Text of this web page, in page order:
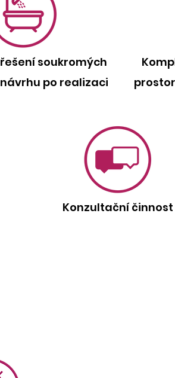
soukromých
po realizaci
Konzultační činnost